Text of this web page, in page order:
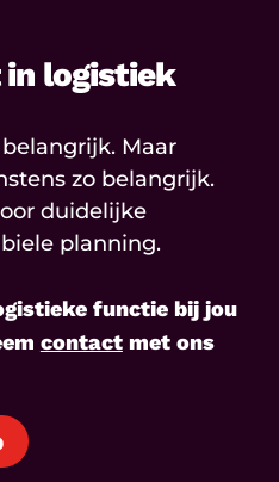
in logistiek
Maar
zo belangrijk.
duidelijke
planning.
functie bij jou
contactmet ons